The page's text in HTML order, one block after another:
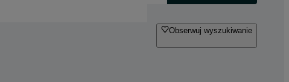
Obserwuj wyszukiwanie